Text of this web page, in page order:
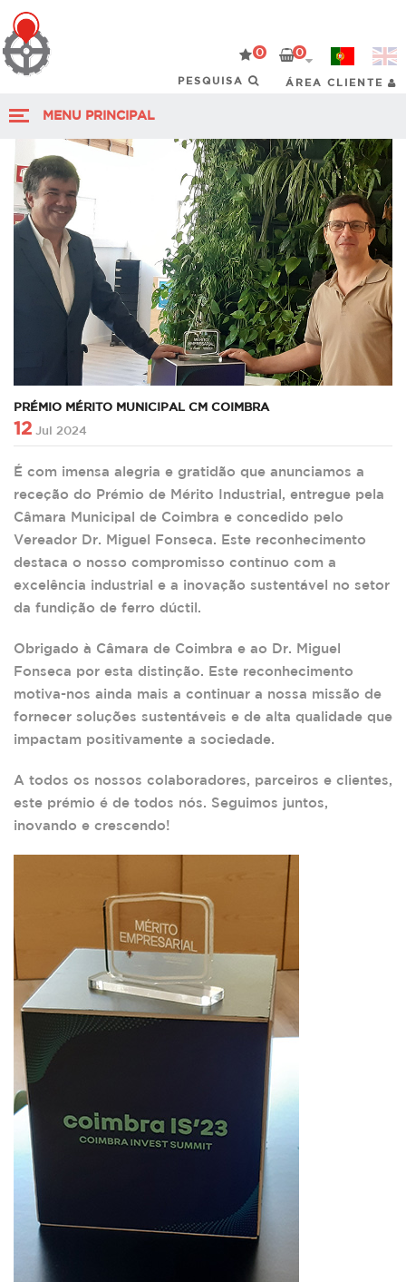
0 0
ÁREA CLIENTE
MENU PRINCIPAL
PRÉMIO MÉRITO MUNICIPAL CM COIMBRA
12 Jul 2024
É com imensa alegria e gratidão que anunciamos a
receção do Prémio de Mérito Industrial, entregue pela
Câmara Municipal de Coimbra e concedido pelo
Vereador Dr. Miguel Fonseca. Este reconhecimento
destaca o nosso compromisso contínuo com a
excelência industrial e a inovação sustentável no setor
da fundição de ferro dúctil.
Obrigado à Câmara de Coimbra e ao Dr. Miguel
Fonseca por esta distinção. Este reconhecimento
motiva-nos ainda mais a continuar a nossa missão de
fornecer soluções sustentáveis e de alta qualidade que
impactam positivamente a sociedade.
A todos os nossos colaboradores, parceiros e clientes,
este prémio é de todos nós. Seguimos juntos,
inovando e crescendo!